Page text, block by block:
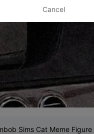
Sims Cat Meme Figure
Cancel